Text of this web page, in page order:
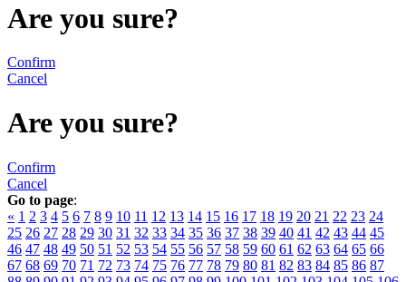
Are you sure?
Confirm
Cancel
Are you sure?
Confirm
Cancel
Go to page:
« 1 2 3 4 5 6 7 8 9 10 11 12 13 14 15 16 17 18 19 20 21 22 23 24
25 26 27 28 29 30 31 32 33 34 35 36 37 38 39 40 41 42 43 44 45
46 47 48 49 50 51 52 53 54 55 56 57 58 59 60 61 62 63 64 65 66
67 68 69 70 71 72 73 74 75 76 77 78 79 80 81 82 83 84 85 86 87